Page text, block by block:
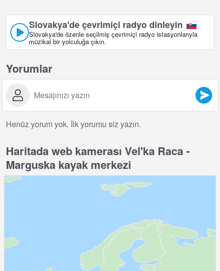
Slovakya'de çevrimiçi radyo dinleyin
Slovakya'de özenle seçilmiş çevrimiçi radyo istasyonlarıyla
müzikal bir yolculuğa çıkın.
Yorumlar
Henüz yorum yok. İlk yorumu siz yazın.
Haritada web kamerası Vel'ka Raca -
Marguska kayak merkezi